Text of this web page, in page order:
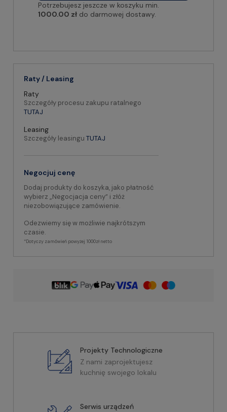
Potrzebujesz jeszcze w koszyku min.
1000.00 zł do darmowej dostawy.
Raty / Leasing
Raty
Szczegóły procesu zakupu ratalnego
TUTAJ
Leasing
Szczegóły leasingu TUTAJ
Negocjuj cenę
Dodaj produkty do koszyka, jako płatność
wybierz „Negocjacja ceny” i złóż
niezobowiązujące zamówienie.
Odezwiemy się w możliwie najkrótszym
czasie.
*Dotyczy zamówień powyżej 1000zł netto
Projekty Technologiczne
Z nami zaprojektujesz
kuchnię swojego lokalu
Serwis urządzeń